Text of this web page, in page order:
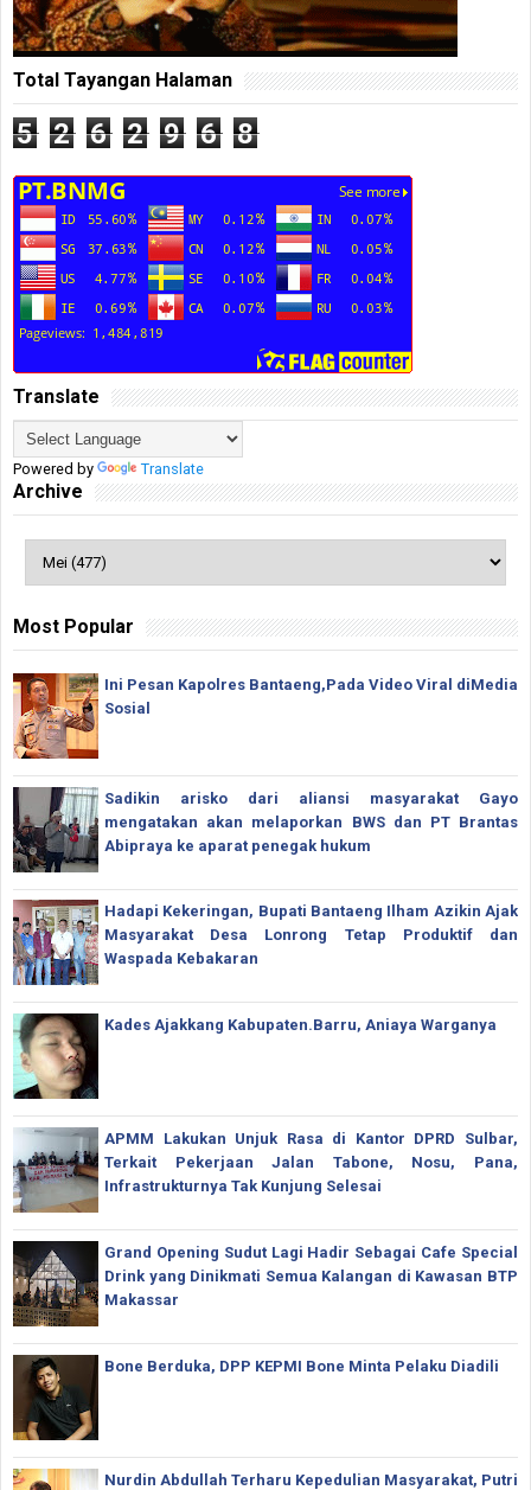
Total Tayangan Halaman
5 2 6 2 9 6 8
Translate
Powered by Translate
Archive
Most Popular
Ini Pesan Kapolres Bantaeng,Pada Video Viral diMedia
Sosial
Sadikin arisko dari aliansi masyarakat Gayo
mengatakan akan melaporkan BWS dan PT Brantas
Abipraya ke aparat penegak hukum
Hadapi Kekeringan, Bupati Bantaeng Ilham Azikin Ajak
Masyarakat Desa Lonrong Tetap Produktif dan
Waspada Kebakaran
Kades Ajakkang Kabupaten.Barru, Aniaya Warganya
APMM Lakukan Unjuk Rasa di Kantor DPRD Sulbar,
Terkait Pekerjaan Jalan Tabone, Nosu, Pana,
Infrastrukturnya Tak Kunjung Selesai
Grand Opening Sudut Lagi Hadir Sebagai Cafe Special
Drink yang Dinikmati Semua Kalangan di Kawasan BTP
Makassar
Bone Berduka, DPP KEPMI Bone Minta Pelaku Diadili
Nurdin Abdullah Terharu Kepedulian Masyarakat, Putri